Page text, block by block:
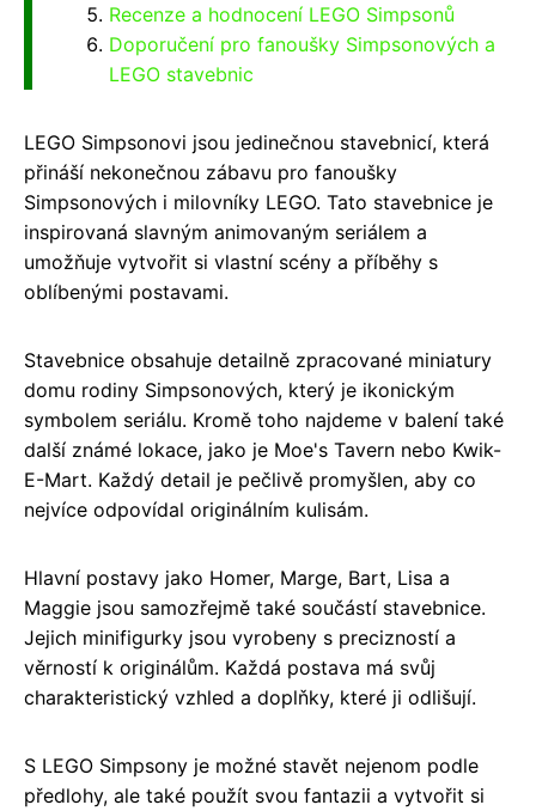
Recenze a hodnocení LEGO Simpsonů
Doporučení pro fanoušky Simpsonových a
LEGO stavebnic
LEGO Simpsonovi jsou jedinečnou stavebnicí, která
přináší nekonečnou zábavu pro fanoušky
Simpsonových i milovníky LEGO. Tato stavebnice je
inspirovaná slavným animovaným seriálem a
umožňuje vytvořit si vlastní scény a příběhy s
oblíbenými postavami.
Stavebnice obsahuje detailně zpracované miniatury
domu rodiny Simpsonových, který je ikonickým
symbolem seriálu. Kromě toho najdeme v balení také
další známé lokace, jako je Moe's Tavern nebo Kwik-
E-Mart. Každý detail je pečlivě promyšlen, aby co
nejvíce odpovídal originálním kulisám.
Hlavní postavy jako Homer, Marge, Bart, Lisa a
Maggie jsou samozřejmě také součástí stavebnice.
Jejich minifigurky jsou vyrobeny s precizností a
věrností k originálům. Každá postava má svůj
charakteristický vzhled a doplňky, které ji odlišují.
S LEGO Simpsony je možné stavět nejenom podle
předlohy, ale také použít svou fantazii a vytvořit si